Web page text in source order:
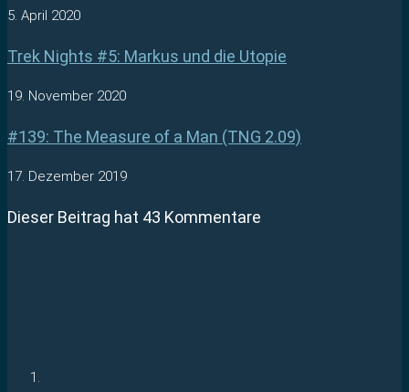
5. April 2020
Trek Nights #5: Markus und die Utopie
19. November 2020
#139: The Measure of a Man (TNG 2.09)
17. Dezember 2019
Dieser Beitrag hat 43 Kommentare